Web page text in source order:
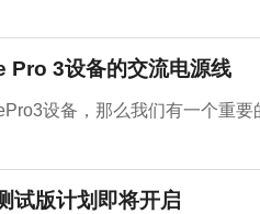
Pro 3设备的交流电源线
设备，那么我们有一个重要
试版计划即将开启